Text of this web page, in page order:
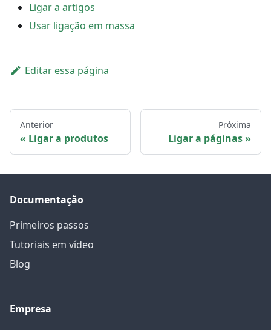
Ligar a artigos
Usar ligação em massa
Editar essa página
Anterior
Ligar a produtos
Próxima
Ligar a páginas
Documentação
Primeiros passos
Tutoriais em vídeo
Blog
Empresa